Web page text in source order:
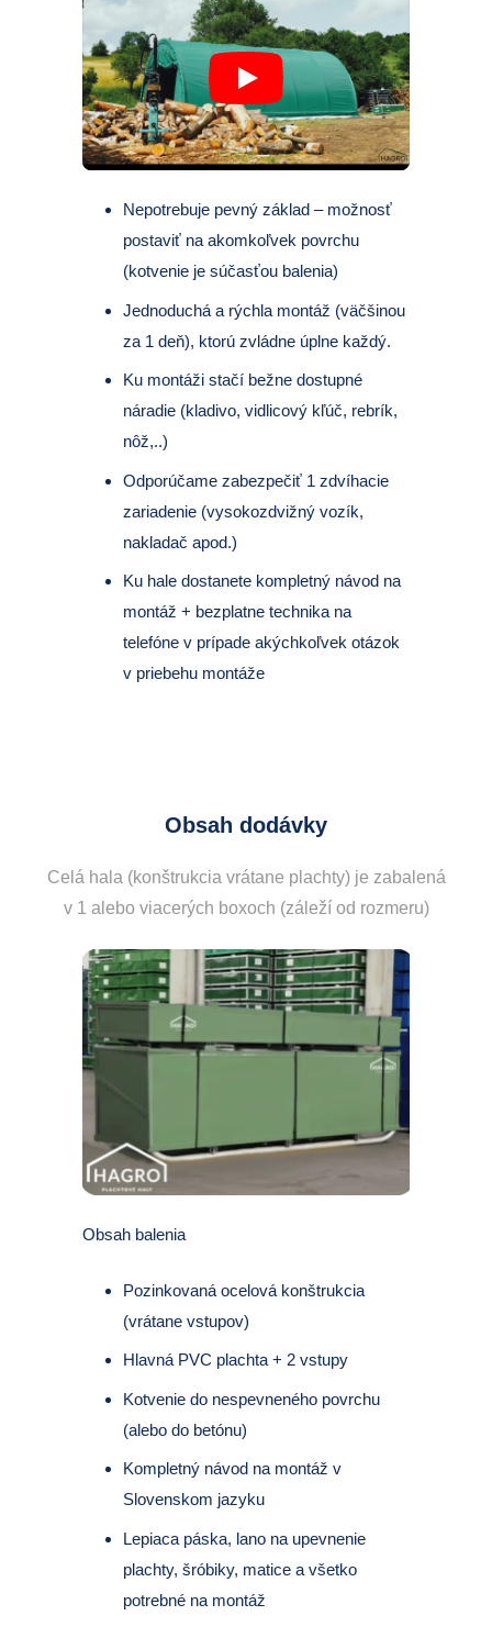
Nepotrebuje pevný základ – možnosť
postaviť na akomkoľvek povrchu
(kotvenie je súčasťou balenia)
Jednoduchá a rýchla montáž (väčšinou
za 1 deň), ktorú zvládne úplne každý.
Ku montáži stačí bežne dostupné
náradie (kladivo, vidlicový kľúč, rebrík,
nôž,..)
Odporúčame zabezpečiť 1 zdvíhacie
zariadenie (vysokozdvižný vozík,
nakladač apod.)
Ku hale dostanete kompletný návod na
montáž + bezplatne technika na
telefóne v prípade akýchkoľvek otázok
v priebehu montáže
Obsah dodávky
Celá hala (konštrukcia vrátane plachty) je zabalená
v 1 alebo viacerých boxoch (záleží od rozmeru)
Obsah balenia
Pozinkovaná ocelová konštrukcia
(vrátane vstupov)
Hlavná PVC plachta + 2 vstupy
Kotvenie do nespevneného povrchu
(alebo do betónu)
Kompletný návod na montáž v
Slovenskom jazyku
Lepiaca páska, lano na upevnenie
plachty, šróbiky, matice a všetko
potrebné na montáž